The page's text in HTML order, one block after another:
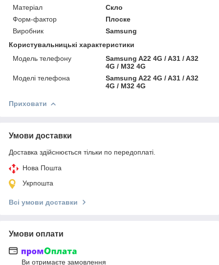
Матеріал
Скло
Форм-фактор
Плоске
Виробник
Samsung
Користувальницькі характеристики
Модель телефону
Samsung A22 4G / A31 / A32
4G / M32 4G
Моделі телефона
Samsung A22 4G / A31 / A32
4G / M32 4G
Приховати
Умови доставки
Доставка здійснюється тільки по передоплаті.
Нова Пошта
Укрпошта
Всі умови доставки
Умови оплати
Ви отримаєте замовлення